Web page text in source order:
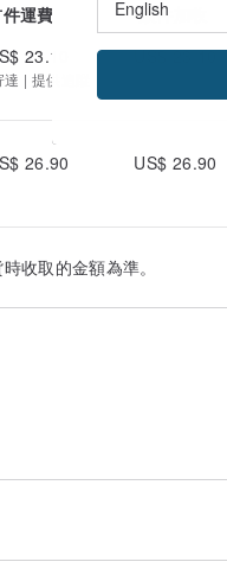
運費
續件加收
23.10
US$ 23.10
| 提供追蹤
26.90 US$ 26.90
收取的金額為準。